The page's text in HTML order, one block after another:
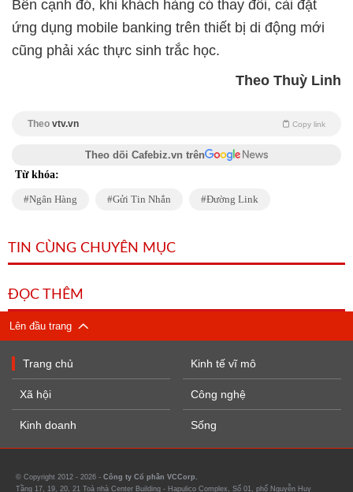
Bên cạnh đó, khi khách hàng có thay đổi, cài đặt
ứng dụng mobile banking trên thiết bị di động mới
cũng phải xác thực sinh trắc học.
Theo Thuỳ Linh
Theo vtv.vn Copy link
Theo dõi Cafebiz.vn trên
Từ khóa:
Ngân Hàng Gửi Tin Nhắn Đường Link
TIN CÙNG CHUYÊN MỤC
ĐỌC THÊM
Lên đầu trang
Trang chủ
Xã hội
Kinh doanh
Kinh tế vĩ mô
Công nghệ
Sống
© Copyright 2012 - 2026 - Công ty Cổ phần VCCorp.
Tầng 17, 19, 20, 21 Toà nhà Center Building - Hapulico Complex, Số 01, phố Nguyễn Huy